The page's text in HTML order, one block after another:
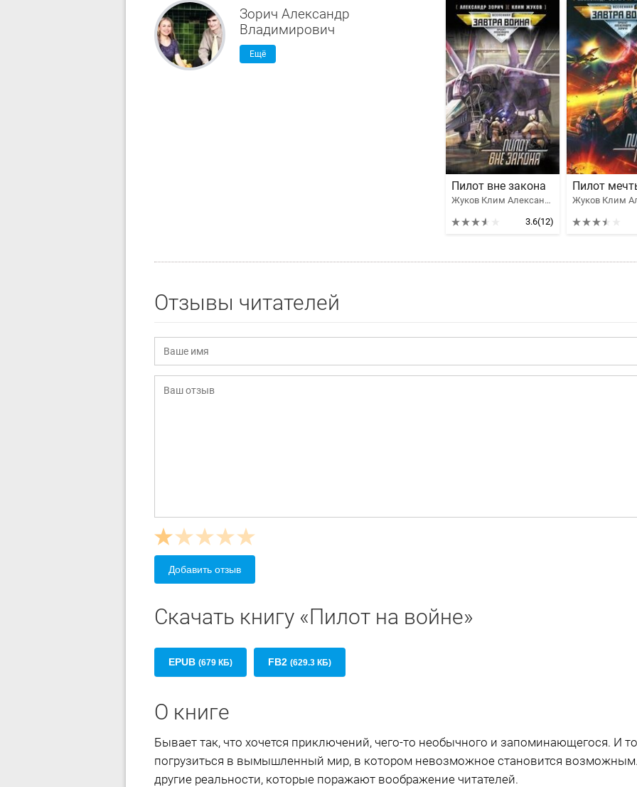
Зорич Александр
Владимирович
Ещё
Пилот вне закона
Жуков Клим Александрович, Зорич Александр Владимирович
3.6(12)
Пилот
Отзывы читателей
Добавить отзыв
Скачать книгу «Пилот на войне»
EPUB (679 КБ) FB2 (629.3 КБ)
О книге
Бывает так, что хочется приключений, чего-то необычного и запоминающегося. И
погрузиться в вымышленный мир, в котором невозможное становится
другие реальности, которые поражают воображение читателей.